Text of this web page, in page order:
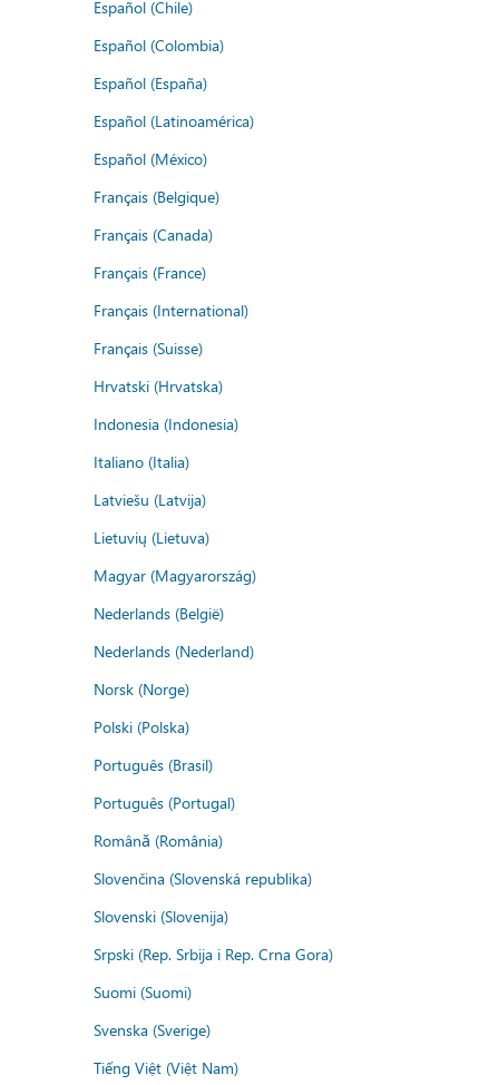
Español (Chile)
Español (Colombia)
Español (España)
Español (Latinoamérica)
Español (México)
Français (Belgique)
Français (Canada)
Français (France)
Français (International)
Français (Suisse)
Hrvatski (Hrvatska)
Indonesia (Indonesia)
Italiano (Italia)
Latviešu (Latvija)
Lietuvių (Lietuva)
Magyar (Magyarország)
Nederlands (België)
Nederlands (Nederland)
Norsk (Norge)
Polski (Polska)
Português (Brasil)
Português (Portugal)
Română (România)
Slovenčina (Slovenská republika)
Slovenski (Slovenija)
Srpski (Rep. Srbija i Rep. Crna Gora)
Suomi (Suomi)
Svenska (Sverige)
Tiếng Việt (Việt Nam)